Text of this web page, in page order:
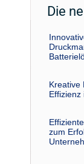
Die
Kreative
Effizienz
zum